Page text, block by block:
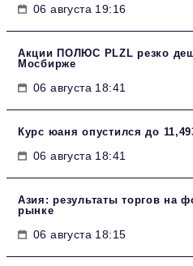
06 августа 19:16
Акции ПОЛЮС PLZL резко
Мосбирже
06 августа 18:41
Курс юаня опустился до
06 августа 18:41
Азия: результаты торгов на
рынке
06 августа 18:15